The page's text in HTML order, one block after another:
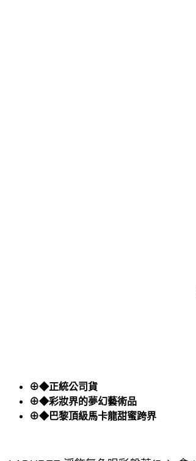
⊕◆正統公司貨
⊕◆彩妝界的夢幻藝術品
⊕◆巴黎頂級馬卡龍甜蜜跨界